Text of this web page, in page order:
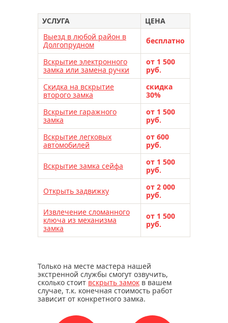
электронные замки philips
электронные замки lockin
электронные замки kaadas
электронные замки samsung
электронные замки armadillo
электронные замки solity
электронные замки novilock
электронные замки moorgen
электронные замки desi
электронные замки biometric
установка замка
замена замка
перекодировка замков
УСЛУГА
ЦЕНА
Выезд в любой район в
Долгопрудном
бесплатно
Вскрытие электронного
замка или замена ручки
от 1 500
руб.
Скидка на вскрытие
второго замка
скидка
30%
Вскрытие гаражного
замка
от 1 500
руб.
Вскрытие легковых
автомобилей
от 600
руб.
Вскрытие замка сейфа
от 1 500
руб.
Открыть задвижку
от 2 000
руб.
Извлечение сломанного
ключа из механизма
замка
от 1 500
руб.
Только на месте мастера нашей
экстренной службы смогут озвучить,
сколько стоит вскрыть замок в вашем
случае, т.к. конечная стоимость работ
зависит от конкретного замка.